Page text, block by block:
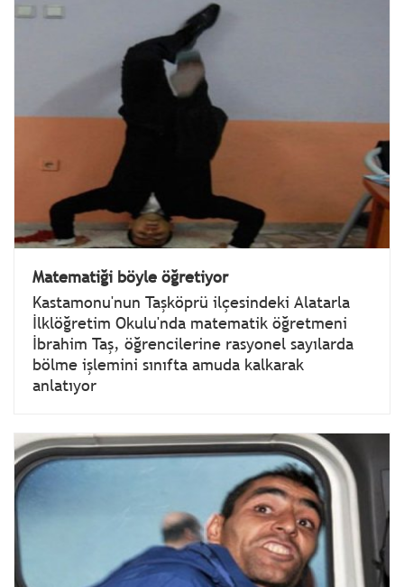
Matematiği böyle öğretiyor
Kastamonu'nun Taşköprü ilçesindeki Alatarla
İlklöğretim Okulu'nda matematik öğretmeni
İbrahim Taş, öğrencilerine rasyonel sayılarda
bölme işlemini sınıfta amuda kalkarak
anlatıyor